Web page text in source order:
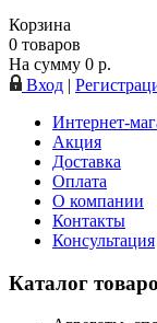
Корзина
0 товаров
На сумму 0 р.
Вход |
Интернет-
Акция
Доставка
Оплата
О компании
Контакты
Консультация
Каталог